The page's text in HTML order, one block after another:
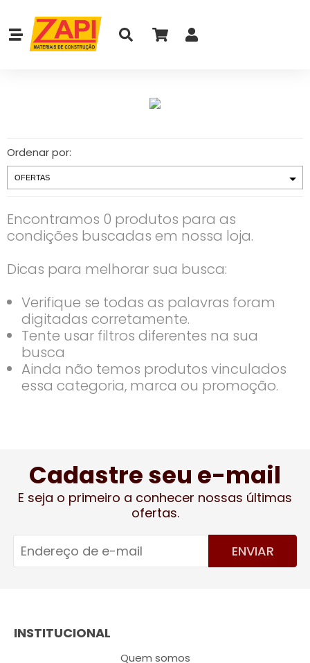
Ordenar por:
Encontramos 0 produtos para as
condições buscadas em nossa loja.
Dicas para melhorar sua busca:
Verifique se todas as palavras foram
digitadas corretamente.
Tente usar filtros diferentes na sua
busca
Ainda não temos produtos vinculados
essa categoria, marca ou promoção.
Cadastre seu e-mail
E seja o primeiro a conhecer nossas últimas
ofertas.
ENVIAR
INSTITUCIONAL
Quem somos